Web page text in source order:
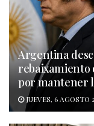
Argentina
rebaixamiento
por mantener
JUEVES, 6 AGOSTO